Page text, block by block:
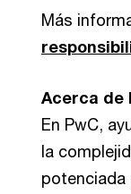
Más
Acerca de
En PwC,
la
potenciada